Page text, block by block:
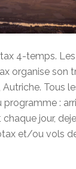
4-temps.
organise son
Autriche. Tous
programme :
jour,
et/ou vols